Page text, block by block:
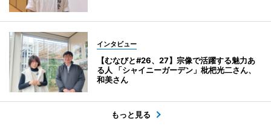
インタビュー
【むなびと#26、27】宗像で活躍する魅力あ
る人 「シャイニーガーデン」枇杷光二さん、
和美さん
もっと見る